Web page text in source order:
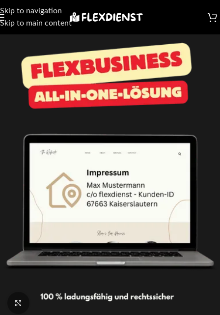
Skip to navigation
Skip to main content
Klick zum Vergrößern